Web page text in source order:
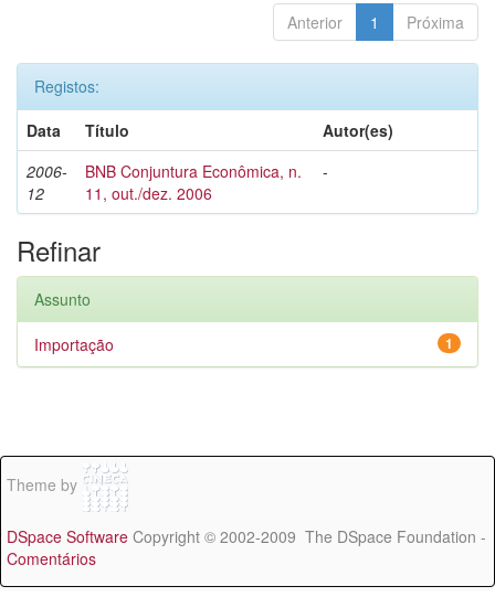
Anterior 1 Próxima
Registos:
Data
Título
Autor(es)
2006-
12
BNB Conjuntura Econômica, n.
11, out./dez. 2006
-
Refinar
Assunto
1
Importação
Theme by
DSpace Software Copyright © 2002-2009 The DSpace Foundation -
Comentários